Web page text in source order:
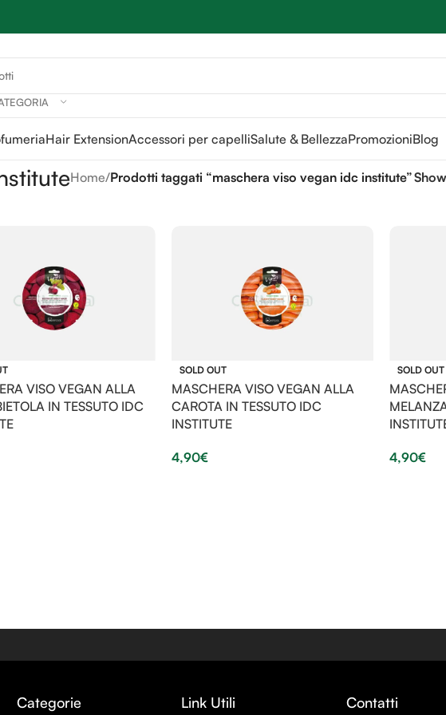
Hair ExtensionAccessori per capelliSalute & BellezzaPromozioniBlog
Home/Prodotti taggati “maschera viso vegan idc institute”Show
VISO VEGAN ALLA
IN TESSUTO IDC
SOLD OUT
MASCHERA VISO VEGAN ALLA
CAROTA IN TESSUTO IDC
INSTITUTE
4,90€
SOLD OUT
4,90€
Categorie Link Utili Contatti